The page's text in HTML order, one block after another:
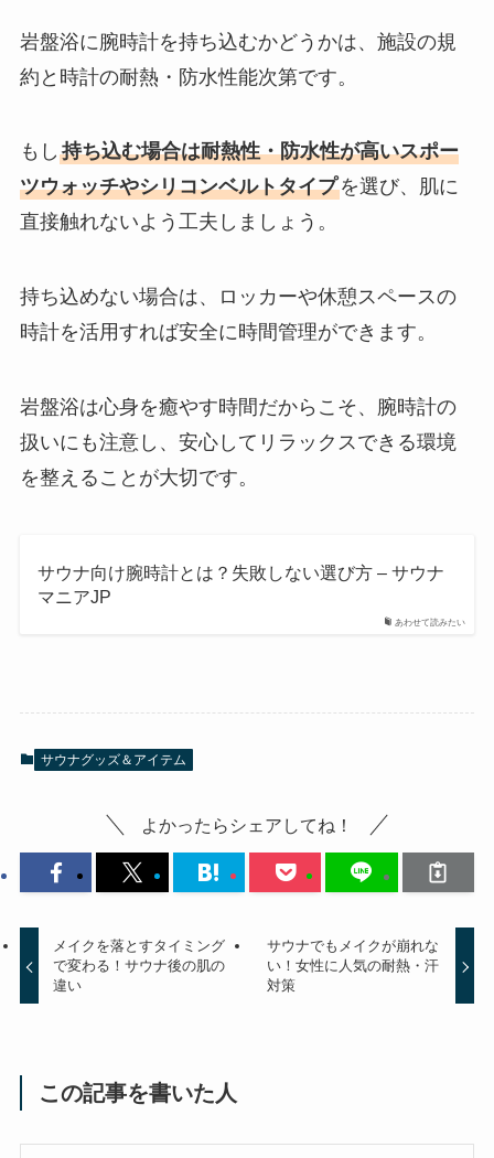
岩盤浴に腕時計を持ち込むかどうかは、施設の規
約と時計の耐熱・防水性能次第です。
もし 持ち込む場合は耐熱性・防水性が高いスポー
ツウォッチやシリコンベルトタイプを選び、肌に
直接触れないよう工夫しましょう。
持ち込めない場合は、ロッカーや休憩スペースの
時計を活用すれば安全に時間管理ができます。
岩盤浴は心身を癒やす時間だからこそ、腕時計の
扱いにも注意し、安心してリラックスできる環境
を整えることが大切です。
あわせて読みたい
サウナ向け腕時計とは？失敗しない選び方 – サウナ
マニアJP
サウナグッズ＆アイテム
よかったらシェアしてね！
メイクを落とすタイミング
で変わる！サウナ後の肌の
違い
サウナでもメイクが崩れな
い！女性に人気の耐熱・汗
対策
この記事を書いた人